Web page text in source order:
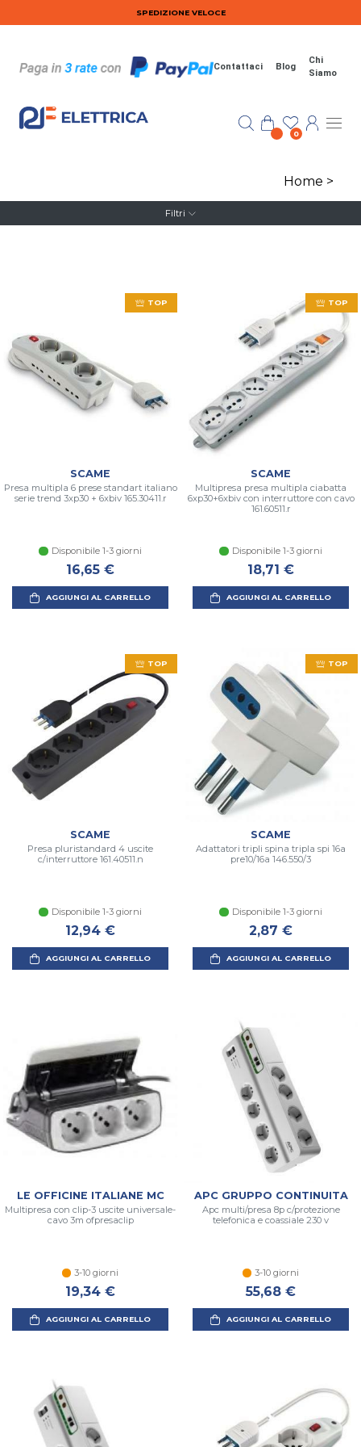
Salta al contenuto principaleSPEDIZIONE VELOCE
Contattaci Blog
Chi
Siamo
0
Home >
Filtri
TOP
SCAME
Presa multipla 6 prese standart italiano
serie trend 3xp30 + 6xbiv 165.30411.r
Disponibile 1-3 giorni
16,65 €
AGGIUNGI AL CARRELLO
TOP
SCAME
Multipresa presa multipla ciabatta
6xp30+6xbiv con interruttore con cavo
161.60511.r
Disponibile 1-3 giorni
18,71 €
AGGIUNGI AL CARRELLO
TOP
SCAME
Presa pluristandard 4 uscite
c/interruttore 161.40511.n
Disponibile 1-3 giorni
12,94 €
AGGIUNGI AL CARRELLO
TOP
SCAME
Adattatori tripli spina tripla spi 16a
pre10/16a 146.550/3
Disponibile 1-3 giorni
2,87 €
AGGIUNGI AL CARRELLO
LE OFFICINE ITALIANE MC
Multipresa con clip-3 uscite universale-
cavo 3m ofpresaclip
3-10 giorni
19,34 €
AGGIUNGI AL CARRELLO
APC GRUPPO CONTINUITA
Apc multi/presa 8p c/protezione
telefonica e coassiale 230 v
3-10 giorni
55,68 €
AGGIUNGI AL CARRELLO